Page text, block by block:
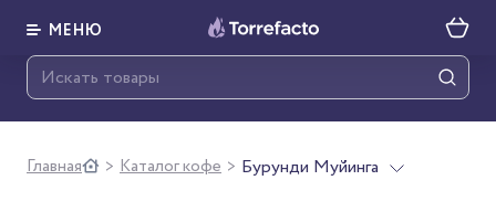
МЕНЮ
Главная > Каталог кофе > Бурунди Муйинга